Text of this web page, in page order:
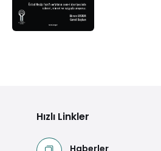
Hızlı Linkler
Haberler